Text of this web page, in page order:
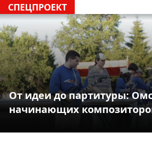
СПЕЦПРОЕКТ
От идеи до партитуры:
начинающих